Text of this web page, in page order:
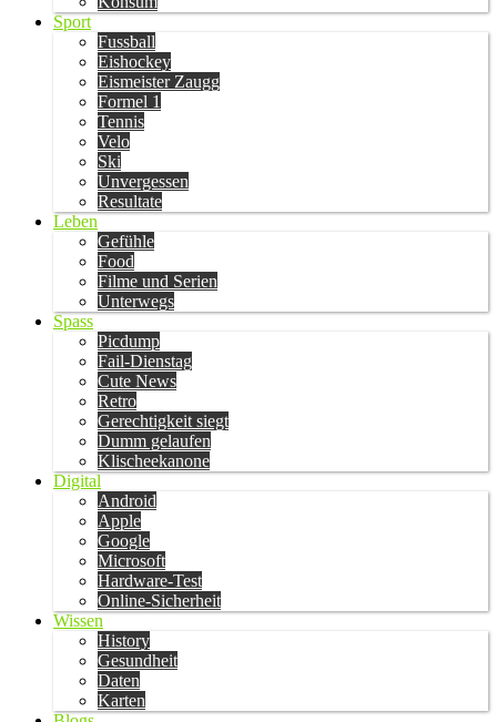
Sport
Fussball
Eishockey
Eismeister Zaugg
Formel 1
Tennis
Velo
Ski
Unvergessen
Resultate
Leben
Gefühle
Food
Filme und Serien
Unterwegs
Spass
Picdump
Fail-Dienstag
Cute News
Retro
Gerechtigkeit siegt
Dumm gelaufen
Klischeekanone
Digital
Android
Apple
Google
Microsoft
Hardware-Test
Online-Sicherheit
Wissen
History
Gesundheit
Daten
Karten